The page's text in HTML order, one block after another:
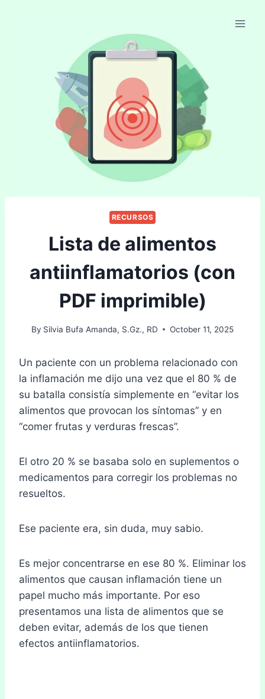
RECURSOS
Lista de alimentos
antiinflamatorios (con
PDF imprimible)
By Silvia Bufa Amanda, S.Gz., RD October 11, 2025
Un paciente con un problema relacionado con
la inflamación me dijo una vez que el 80 % de
su batalla consistía simplemente en “evitar los
alimentos que provocan los síntomas” y en
“comer frutas y verduras frescas”.
El otro 20 % se basaba solo en suplementos o
medicamentos para corregir los problemas no
resueltos.
Ese paciente era, sin duda, muy sabio.
Es mejor concentrarse en ese 80 %. Eliminar los
alimentos que causan inflamación tiene un
papel mucho más importante. Por eso
presentamos una lista de alimentos que se
deben evitar, además de los que tienen
efectos antiinflamatorios.